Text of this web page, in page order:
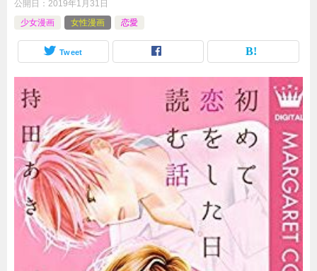
公開日： 2019年1月31日
少女漫画
女性漫画 恋愛
Tweet